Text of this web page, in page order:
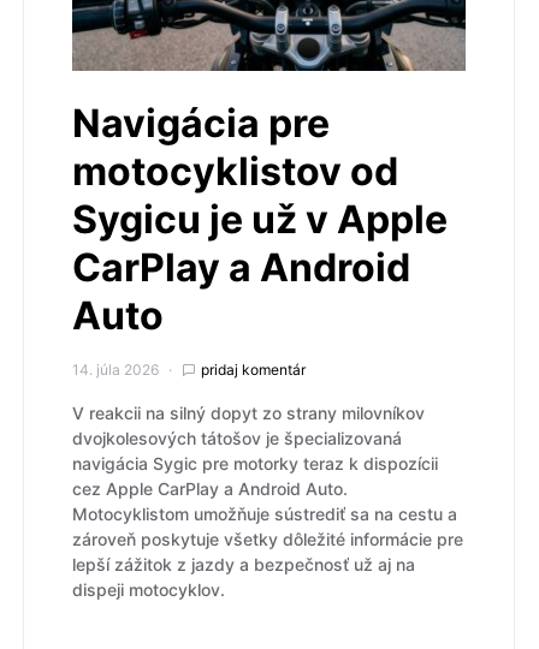
Navigácia pre
motocyklistov od
Sygicu je už v Apple
CarPlay a Android
Auto
14. júla 2026 pridaj komentár
V reakcii na silný dopyt zo strany milovníkov
dvojkolesových tátošov je špecializovaná
navigácia Sygic pre motorky teraz k dispozícii
cez Apple CarPlay a Android Auto.
Motocyklistom umožňuje sústrediť sa na cestu a
zároveň poskytuje všetky dôležité informácie pre
lepší zážitok z jazdy a bezpečnosť už aj na
dispeji motocyklov.